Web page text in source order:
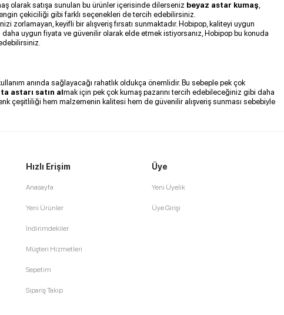
olarak satışa sunulan bu ürünler içerisinde dilerseniz beyaz astar kumaş,
çekiciliği gibi farklı seçenekleri de tercih edebilirsiniz.
zorlamayan, keyifli bir alışveriş fırsatı sunmaktadır. Hobipop, kaliteyi uygun
uygun fiyata ve güvenilir olarak elde etmek istiyorsanız, Hobipop bu konuda
anında sağlayacağı rahatlık oldukça önemlidir. Bu sebeple pek çok
astarı satın almak için pek çok kumaş pazarını tercih edebileceğiniz gibi daha
çeşitliliği hem malzemenin kalitesi hem de güvenilir alışveriş sunması sebebiyle
Hızlı Erişim
Anasayfa
Yeni Ürünler
İndirimdekiler
Müşteri Hizmetleri
Sepetim
Sipariş Takip
Üye
Yeni Üyelik
Üye Girişi